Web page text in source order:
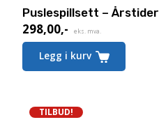
Puslespillsett – Årstider
298,00,-
Nåværende
pris
eks. mva.
Legg i kurv
TILBUD!